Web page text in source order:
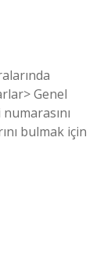
Genel
bulmak için